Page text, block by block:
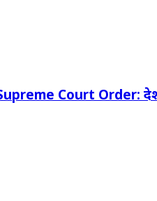
Court Order: